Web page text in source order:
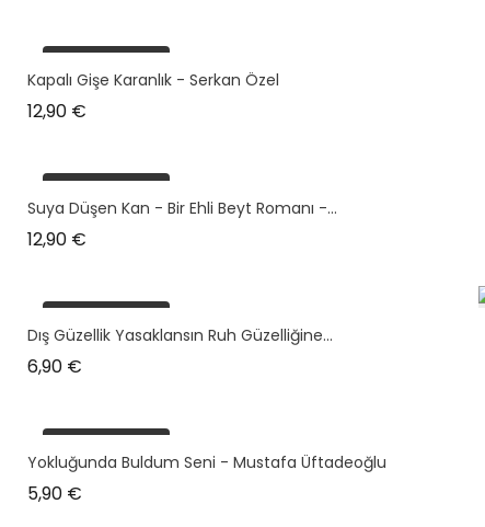
plus en stock
Kapalı Gişe Karanlık - Serkan Özel
12,90 €
plus en stock
Suya Düşen Kan - Bir Ehli Beyt Romanı -...
12,90 €
plus en stock
Dış Güzellik Yasaklansın Ruh Güzelliğine...
6,90 €
plus en stock
Yokluğunda Buldum Seni - Mustafa Üftadeoğlu
5,90 €